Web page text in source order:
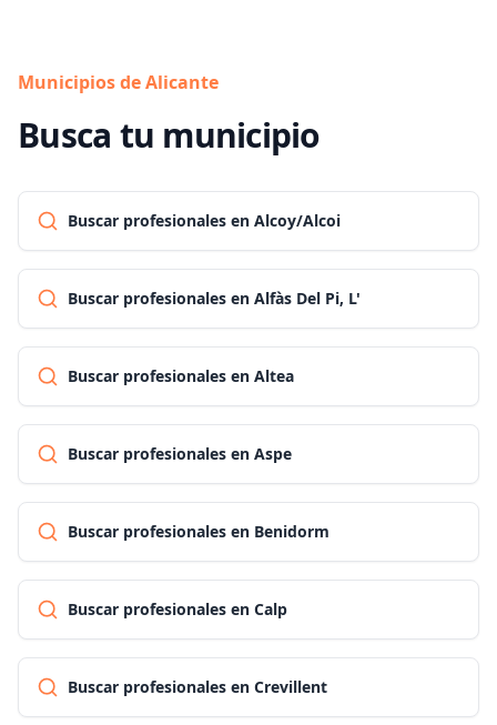
Municipios de Alicante
Busca tu municipio
Buscar profesionales en Alcoy/Alcoi
Buscar profesionales en Alfàs Del Pi, L'
Buscar profesionales en Altea
Buscar profesionales en Aspe
Buscar profesionales en Benidorm
Buscar profesionales en Calp
Buscar profesionales en Crevillent